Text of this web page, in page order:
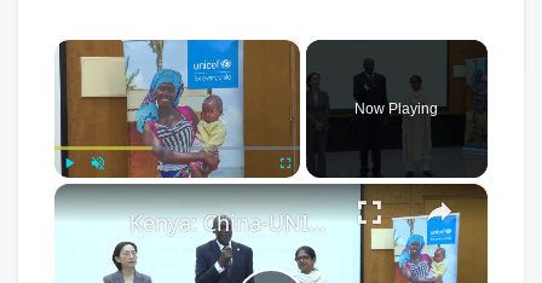
×
Play Unmute Fullscreen
Now Playing
×
Kenya: China-UNICEF initiative launched to promote maternal, infant health in Kenya.